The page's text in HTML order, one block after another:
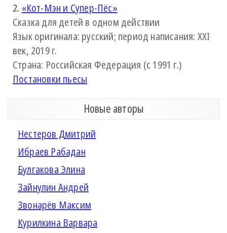
2. «Кот-Мэн и Супер-Пёс»
Сказка для детей в одном действии
Язык оригинала: русский; период написания: XXI
век, 2019 г.
Страна: Российская Федерация (с 1991 г.)
Постановки пьесы
Новые авторы
Нестеров Дмитрий
Ибраев Рабадан
Булгакова Элина
Зайнулин Андрей
Звонарёв Максим
Курилкина Варвара